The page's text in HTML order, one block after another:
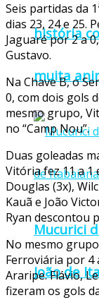
história
muita
Mucurici
João de
Seis partidas da
dias 23, 24 e 25.
Jaguaré por 2 a
Gustavo.
Na Chave B, o
0, com dois gols
mesmo grupo,
no “Camp Nou”.
Duas goleadas
Vitória fez 11 a 1
Douglas (3x),
Kauã e João
Ryan descontou
No mesmo
Ferroviária por 4
Araripe. Flávio,
fizeram os gols